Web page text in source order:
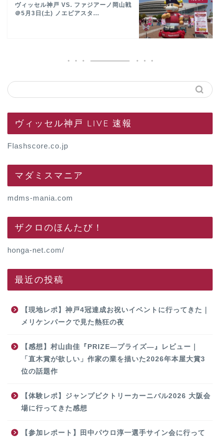
ヴィッセル神戸 VS. ファジアーノ岡山戦
＠5月3日(土) ノエビアスタ...
ヴィッセル神戸 LIVE 速報
Flashscore.co.jp
マダミスマニア
mdms-mania.com
ザクロのほんたび！
honga-net.com/
最近の投稿
【現地レポ】神戸4冠達成お祝いイベントに行ってきた｜
メリケンパークで見た熱狂の夜
【感想】村山由佳『PRIZE―プライズ―』レビュー｜
「直木賞が欲しい」作家の業を描いた2026年本屋大賞3
位の話題作
【体験レポ】ジャンプビクトリーカーニバル2026 大阪会
場に行ってきた感想
【参加レポート】田中パウロ淳一選手サイン会に行って